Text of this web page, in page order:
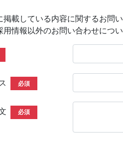
載している内容に関するお問
用情報以外のお問い合わせにつ
必須
必須